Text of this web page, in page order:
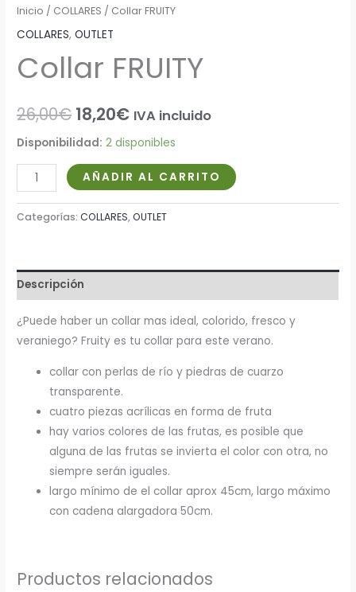
Inicio / COLLARES / Collar FRUITY
COLLARES,OUTLET
Collar FRUITY
26,00€ 18,20€ IVA incluido
Disponibilidad: 2 disponibles
AÑADIR AL CARRITO
Categorías:COLLARES,OUTLET
Descripción
¿Puede haber un collar mas ideal, colorido, fresco y
veraniego? Fruity es tu collar para este verano.
collar con perlas de río y piedras de cuarzo
transparente.
cuatro piezas acrílicas en forma de fruta
hay varios colores de las frutas, es posible que
alguna de las frutas se invierta el color con otra, no
siempre serán iguales.
largo mínimo de el collar aprox 45cm, largo máximo
con cadena alargadora 50cm.
Productos relacionados